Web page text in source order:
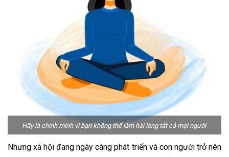
Hãy là chính mình vì bạn không thể làm hài lòng tất cả mọi người
Nhưng xã hội đang ngày càng phát triển và con người trở nên